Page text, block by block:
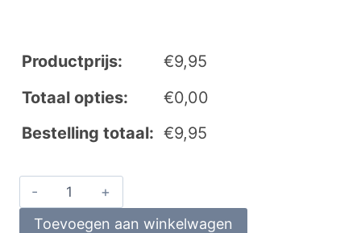
Productprijs: €9,95
Totaal opties:
€0,00
Bestelling totaal: €9,95
Toevoegen aan winkelwagen